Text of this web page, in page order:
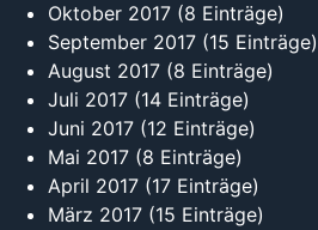
Oktober 2017 (8 Einträge)
September 2017 (15 Einträge)
August 2017 (8 Einträge)
Juli 2017 (14 Einträge)
Juni 2017 (12 Einträge)
Mai 2017 (8 Einträge)
April 2017 (17 Einträge)
März 2017 (15 Einträge)